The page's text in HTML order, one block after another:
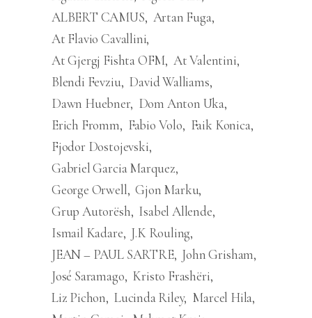
ALBERT CAMUS Artan Fuga
At Flavio Cavallini
At Gjergj Fishta OFM At Valentini
Blendi Fevziu David Walliams
Dawn Huebner Dom Anton Uka
Erich Fromm
Fabio Volo
Faik Konica
Fjodor Dostojevski
Gabriel Garcia Marquez
George Orwell Gjon Marku
Grup Autorësh Isabel Allende
Ismail Kadare J.K Rouling
JEAN – PAUL SARTRE John Grisham
José Saramago Kristo Frashëri
Liz Pichon Lucinda Riley Marcel Hila